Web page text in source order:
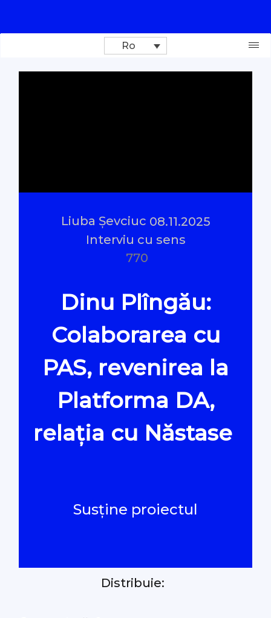
Documentare
Interviu cu sens
Oamenii Legii
#Verificat
#PeScurt din Parlament
Ro
Liuba Șevciuc 08.11.2025
Interviu cu sens
770
Dinu Plîngău:
Colaborarea cu
PAS, revenirea la
Platforma DA,
relația cu Năstase
Susține proiectul
Distribuie: